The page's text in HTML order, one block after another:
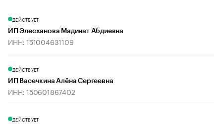
ДЕЙСТВУЕТ
ИП Элесханова Мадинат Абдиевна
ИНН: 151004631109
ДЕЙСТВУЕТ
ИП Васечкина Алёна Сергеевна
ИНН: 150601867402
ДЕЙСТВУЕТ